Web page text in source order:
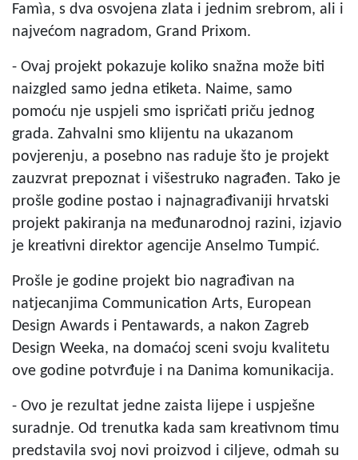
Famìa, s dva osvojena zlata i jednim srebrom, ali i
najvećom nagradom, Grand Prixom.
- Ovaj projekt pokazuje koliko snažna može biti
naizgled samo jedna etiketa. Naime, samo
pomoću nje uspjeli smo ispričati priču jednog
grada. Zahvalni smo klijentu na ukazanom
povjerenju, a posebno nas raduje što je projekt
zauzvrat prepoznat i višestruko nagrađen. Tako je
prošle godine postao i najnagrađivaniji hrvatski
projekt pakiranja na međunarodnoj razini, izjavio
je kreativni direktor agencije Anselmo Tumpić.
Prošle je godine projekt bio nagrađivan na
natjecanjima Communication Arts, European
Design Awards i Pentawards, a nakon Zagreb
Design Weeka, na domaćoj sceni svoju kvalitetu
ove godine potvrđuje i na Danima komunikacija.
- Ovo je rezultat jedne zaista lijepe i uspješne
suradnje. Od trenutka kada sam kreativnom timu
predstavila svoj novi proizvod i ciljeve, odmah su